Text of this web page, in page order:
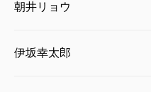
朝井リョウ
伊坂幸太郎